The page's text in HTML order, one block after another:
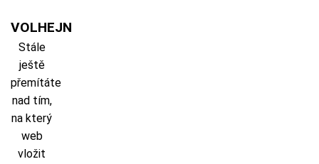
content
VOLHEJN
Stále
ještě
přemítáte
nad tím,
na který
web
vložit